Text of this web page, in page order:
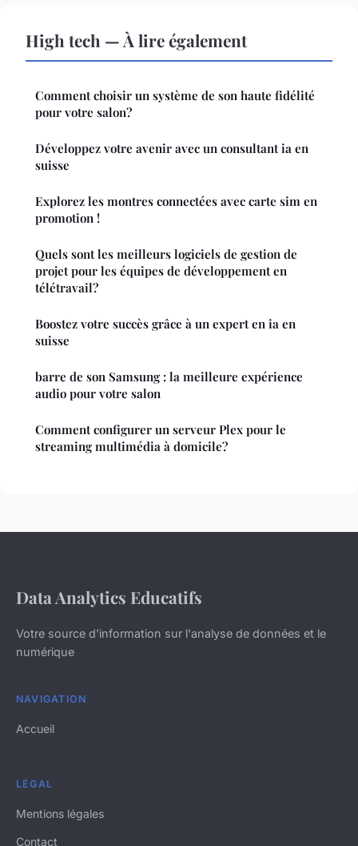
High tech — À lire également
Comment choisir un système de son haute fidélité
pour votre salon?
Développez votre avenir avec un consultant ia en
suisse
Explorez les montres connectées avec carte sim en
promotion !
Quels sont les meilleurs logiciels de gestion de
projet pour les équipes de développement en
télétravail?
Boostez votre succès grâce à un expert en ia en
suisse
barre de son Samsung : la meilleure expérience
audio pour votre salon
Comment configurer un serveur Plex pour le
streaming multimédia à domicile?
Data Analytics Educatifs
Votre source d'information sur l'analyse de données et le
numérique
NAVIGATION
Accueil
LÉGAL
Mentions légales
Contact